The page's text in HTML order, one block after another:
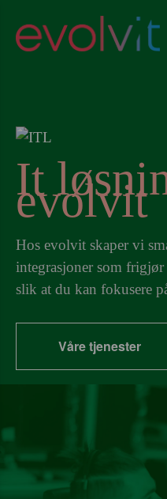
It
evolvit
Hos evolvit skaper vi
integrasjoner som
slik at du kan fokusere
Våre tjenester